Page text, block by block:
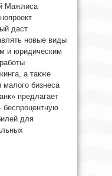
Мажлиса
даст
новые виды
и юридическим
а также
малого бизнеса
предлагает
для